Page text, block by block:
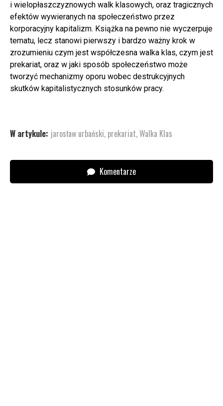
i wielopłaszczyznowych walk klasowych, oraz tragicznych
efektów wywieranych na społeczeństwo przez
korporacyjny kapitalizm. Książka na pewno nie wyczerpuje
tematu, lecz stanowi pierwszy i bardzo ważny krok w
zrozumieniu czym jest współczesna walka klas, czym jest
prekariat, oraz w jaki sposób społeczeństwo może
tworzyć mechanizmy oporu wobec destrukcyjnych
skutków kapitalistycznych stosunków pracy.
W artykule: jarosław urbański, prekariat,Walka Klas
Komentarze